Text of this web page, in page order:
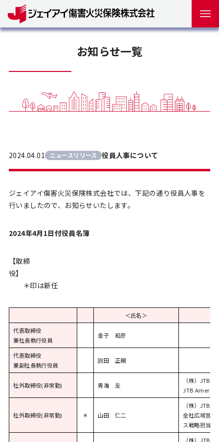
お知らせ一覧
2024.04.01 ニュースリリース 役員人事について
ジェイアイ傷害火災保険株式会社では、下記の通り役員人事を
行いましたので、お知らせいたします。
2024年4月1日付役員名簿
【取締
役】
＊印は新任
＜氏名＞
代表取締役
兼社長執行役員
金子 和彦
代表取締役
兼副社長執行役員
説田 正親
社外取締役(非常勤) 青海 友
（株）JTB
JTB
社外取締役(非常勤) ＊ 山田 仁二
（株）JTB
全社広域営業
ス戦略担当
（株）JTB